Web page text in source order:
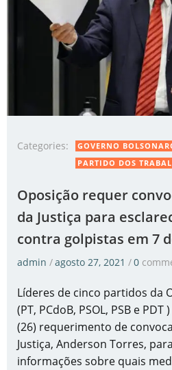
Categories: GOVERNO
PARTIDO DOS
Oposição requer
da Justiça para
contra golpistas em 7
admin /agosto 27, 2021 /0
Líderes de cinco partidos da
(PT, PCdoB, PSOL, PSB e
(26) requerimento de
Justiça, Anderson Torres,
informações sobre quais